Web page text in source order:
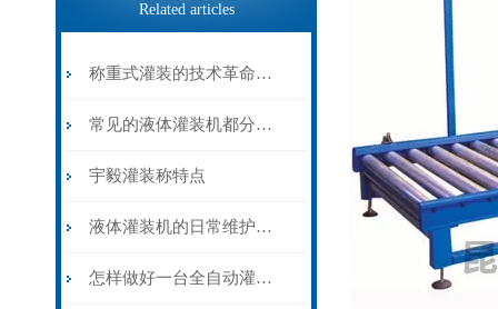
Related articles
称重式灌装的技术革命——灌装称在大容量物料计量中的精准应用
常见的液体灌装机都分为哪几类？
宇毅灌装称特点
液体灌装机的日常维护和保养
怎样做好一台全自动灌装机？